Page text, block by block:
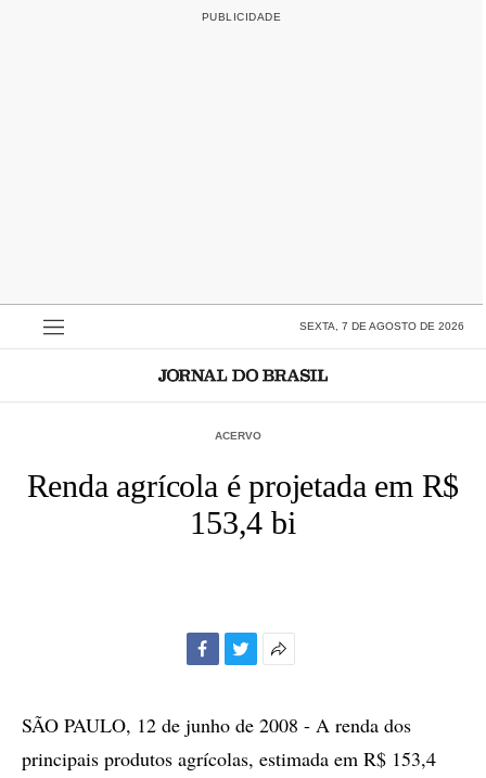
SEXTA, 7 DE AGOSTO DE 2026
ACERVO
Renda agrícola é projetada em R$
153,4 bi
compartilhamento
SÃO PAULO, 12 de junho de 2008 - A renda dos
principais produtos agrícolas, estimada em R$ 153,4